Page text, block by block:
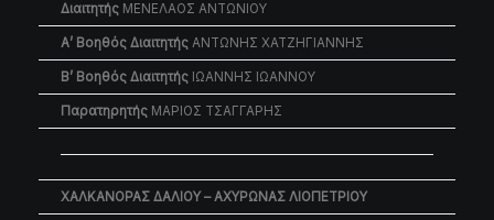
Διαιτητής ΜΕΝΕΛΑΟΣ ΑΝΤΩΝΙΟΥ
Α’ Βοηθός Διαιτητής ΑΝΤΩΝΗΣ ΧΑΤΖΗΓΙΑΝΝΗΣ
Β’ Βοηθός Διαιτητής ΙΩΑΝΝΗΣ ΙΩΑΝΝΟΥ
Παρατηρητής ΜΑΡΙΟΣ ΤΣΑΓΓΑΡΗΣ
ΧΑΛΚΑΝΟΡΑΣ ΔΑΛΙΟΥ – ΑΧΥΡΩΝΑΣ ΛΙΟΠΕΤΡΙΟΥ